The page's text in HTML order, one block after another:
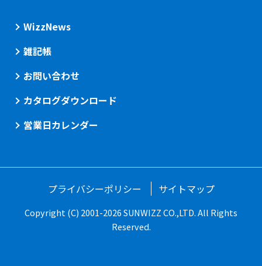
WizzNews
雑記帳
お問い合わせ
カタログダウンロード
営業日カレンダー
プライバシーポリシー サイトマップ
Copyright (C) 2001-2026 SUNWIZZ CO.,LTD. All Rights
Reserved.